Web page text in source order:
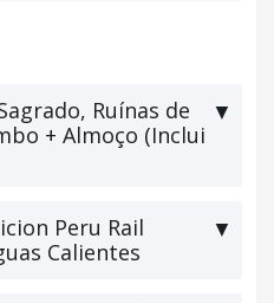
Ruínas de
+ Almoço (Inclui
▼
Peru Rail
Calientes
▼